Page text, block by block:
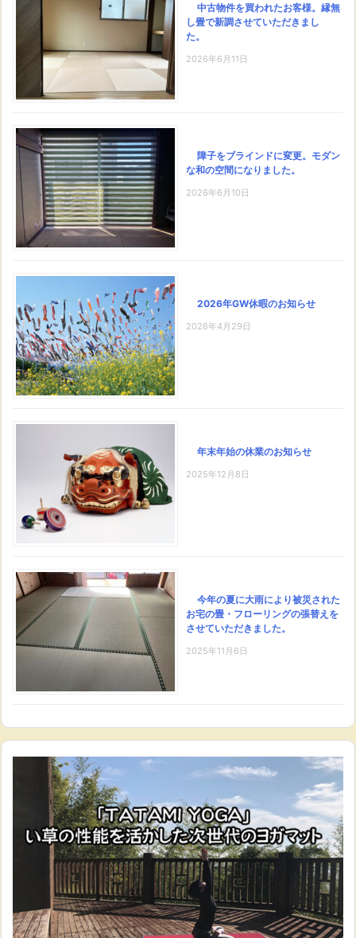
中古物件を買われたお客様。縁無
し畳で新調させていただきまし
た。
2026年6月11日
障子をブラインドに変更。モダン
な和の空間になりました。
2026年6月10日
2026年GW休暇のお知らせ
2026年4月29日
年末年始の休業のお知らせ
2025年12月8日
今年の夏に大雨により被災された
お宅の畳・フローリングの張替えを
させていただきました。
2025年11月6日